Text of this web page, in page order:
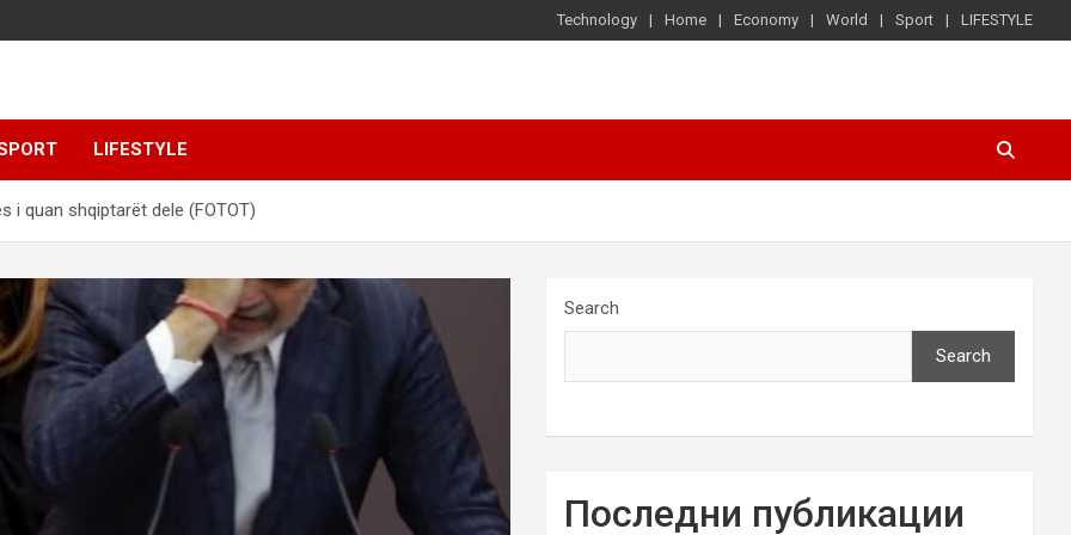
Technology Home Economy World Sport LIFESTYLE
LIFESTYLE
i quan shqiptarët dele (FOTOT)
Search
Search
Последни публикации